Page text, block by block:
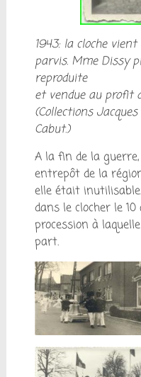
1943: la cloche
parvis. Mme Dissy
reproduite
et vendue au profit
(Collections
Cabut.)
A la fin de la
entrepôt de la
elle était
dans le clocher le
procession à
part.